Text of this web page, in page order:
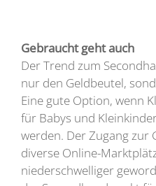
Gebraucht geht auch
Der Trend zum
nur den Geldbeutel,
Eine gute Option, wenn
für Babys und
werden. Der Zugang zur
diverse Online-
niederschwelliger